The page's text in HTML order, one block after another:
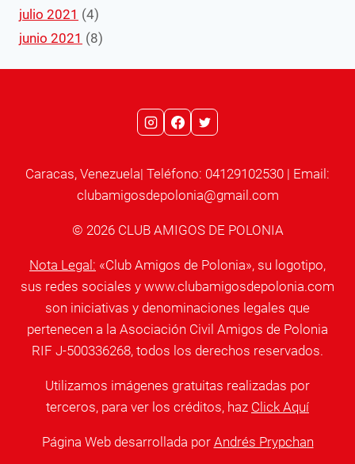
julio 2021 (4)
junio 2021 (8)
Caracas, Venezuela| Teléfono: 04129102530 | Email:
clubamigosdepolonia@gmail.com
© 2026 CLUB AMIGOS DE POLONIA
Nota Legal: «Club Amigos de Polonia», su logotipo,
sus redes sociales y www.clubamigosdepolonia.com
son iniciativas y denominaciones legales que
pertenecen a la Asociación Civil Amigos de Polonia
RIF J-500336268, todos los derechos reservados.
Utilizamos imágenes gratuitas realizadas por
terceros, para ver los créditos, haz Click Aquí
Página Web desarrollada por Andrés Prypchan